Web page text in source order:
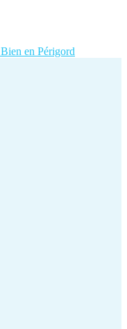
Bien en Périgord